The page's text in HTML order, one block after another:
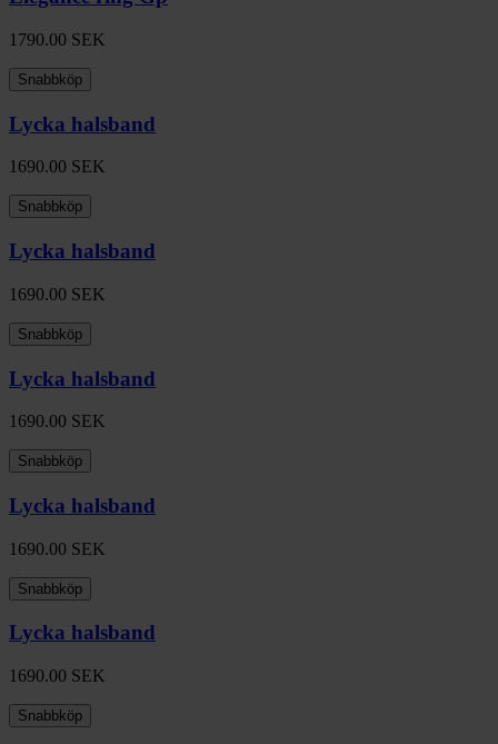
1790.00 SEK
Snabbköp
Lycka halsband
1690.00 SEK
Snabbköp
Lycka halsband
1690.00 SEK
Snabbköp
Lycka halsband
1690.00 SEK
Snabbköp
Lycka halsband
1690.00 SEK
Snabbköp
Lycka halsband
1690.00 SEK
Snabbköp